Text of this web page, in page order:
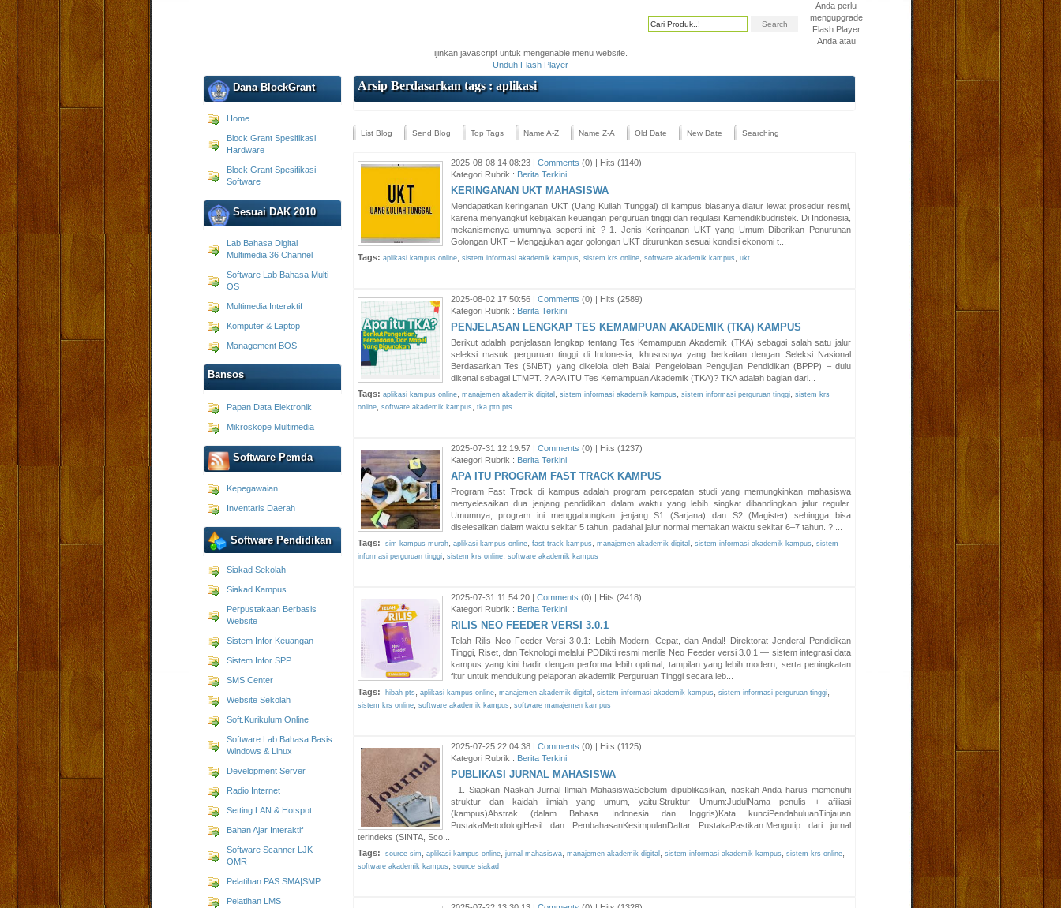
Anda perlu
mengupgrade
Flash Player
Anda atau
ijinkan javascript untuk mengenable menu website.
Unduh Flash Player
Dana BlockGrant
Home
Block Grant Spesifikasi
Hardware
Block Grant Spesifikasi
Software
Sesuai DAK 2010
Lab Bahasa Digital
Multimedia 36 Channel
Software Lab Bahasa Multi
OS
Multimedia Interaktif
Komputer & Laptop
Management BOS
Bansos
Papan Data Elektronik
Mikroskope Multimedia
Software Pemda
Kepegawaian
Inventaris Daerah
Software Pendidikan
Siakad Sekolah
Siakad Kampus
Perpustakaan Berbasis
Website
Sistem Infor Keuangan
Sistem Infor SPP
SMS Center
Website Sekolah
Soft.Kurikulum Online
Software Lab.Bahasa Basis
Windows & Linux
Development Server
Radio Internet
Setting LAN & Hotspot
Bahan Ajar Interaktif
Software Scanner LJK
OMR
Pelatihan PAS SMA|SMP
Pelatihan LMS
Arsip Berdasarkan tags : aplikasi
List Blog Send Blog Top Tags Name A-Z Name Z-A Old Date New Date Searching
2025-08-08 14:08:23 | Comments (0) | Hits (1140)
Kategori Rubrik : Berita Terkini
KERINGANAN UKT MAHASISWA
Mendapatkan keringanan UKT (Uang Kuliah Tunggal) di kampus biasanya diatur lewat prosedur resmi,
karena menyangkut kebijakan keuangan perguruan tinggi dan regulasi Kemendikbudristek. Di Indonesia,
mekanismenya umumnya seperti ini: ? 1. Jenis Keringanan UKT yang Umum Diberikan Penurunan
Golongan UKT – Mengajukan agar golongan UKT diturunkan sesuai kondisi ekonomi t...
Tags: aplikasi kampus online, sistem informasi akademik kampus sistem krs online, software akademik kampus ukt
2025-08-02 17:50:56 | Comments (0) | Hits (2589)
Kategori Rubrik : Berita Terkini
PENJELASAN LENGKAP TES KEMAMPUAN AKADEMIK (TKA) KAMPUS
Berikut adalah penjelasan lengkap tentang Tes Kemampuan Akademik (TKA) sebagai salah satu jalur
seleksi masuk perguruan tinggi di Indonesia, khususnya yang berkaitan dengan Seleksi Nasional
Berdasarkan Tes (SNBT) yang dikelola oleh Balai Pengelolaan Pengujian Pendidikan (BPPP) – dulu
dikenal sebagai LTMPT. ? APA ITU Tes Kemampuan Akademik (TKA)? TKA adalah bagian dari...
Tags: aplikasi kampus online, manajemen akademik digital, sistem informasi akademik kampus sistem informasi perguruan tinggi, sistem krs
online, software akademik kampus tka ptn pts
2025-07-31 12:19:57 | Comments (0) | Hits (1237)
Kategori Rubrik : Berita Terkini
APA ITU PROGRAM FAST TRACK KAMPUS
Program Fast Track di kampus adalah program percepatan studi yang memungkinkan mahasiswa
menyelesaikan dua jenjang pendidikan dalam waktu yang lebih singkat dibandingkan jalur reguler.
Umumnya, program ini menggabungkan jenjang S1 (Sarjana) dan S2 (Magister) sehingga bisa
diselesaikan dalam waktu sekitar 5 tahun, padahal jalur normal memakan waktu sekitar 6–7 tahun. ? ...
Tags:
sim kampus murah, aplikasi kampus online, fast track kampus manajemen akademik digital, sistem informasi akademik kampus
sistem
informasi perguruan tinggi, sistem krs online, software akademik kampus
2025-07-31 11:54:20 | Comments (0) | Hits (2418)
Kategori Rubrik : Berita Terkini
RILIS NEO FEEDER VERSI 3.0.1
Telah Rilis Neo Feeder Versi 3.0.1: Lebih Modern, Cepat, dan Andal! Direktorat Jenderal Pendidikan
Tinggi, Riset, dan Teknologi melalui PDDikti resmi merilis Neo Feeder versi 3.0.1 — sistem integrasi data
kampus yang kini hadir dengan performa lebih optimal, tampilan yang lebih modern, serta peningkatan
fitur untuk mendukung pelaporan akademik Perguruan Tinggi secara leb...
Tags:
hibah pts aplikasi kampus online, manajemen akademik digital, sistem informasi akademik kampus sistem informasi perguruan tinggi,
sistem krs online, software akademik kampus software manajemen kampus
2025-07-25 22:04:38 | Comments (0) | Hits (1125)
Kategori Rubrik : Berita Terkini
PUBLIKASI JURNAL MAHASISWA
1. Siapkan Naskah Jurnal Ilmiah MahasiswaSebelum dipublikasikan, naskah Anda harus memenuhi
struktur dan kaidah ilmiah yang umum, yaitu:Struktur Umum:JudulNama penulis + afiliasi
(kampus)Abstrak (dalam Bahasa Indonesia dan Inggris)Kata kunciPendahuluanTinjauan
PustakaMetodologiHasil dan PembahasanKesimpulanDaftar PustakaPastikan:Mengutip dari jurnal
terindeks (SINTA, Sco...
Tags:
source sim aplikasi kampus online, jurnal mahasiswa, manajemen akademik digital, sistem informasi akademik kampus sistem krs online,
software akademik kampus source siakad